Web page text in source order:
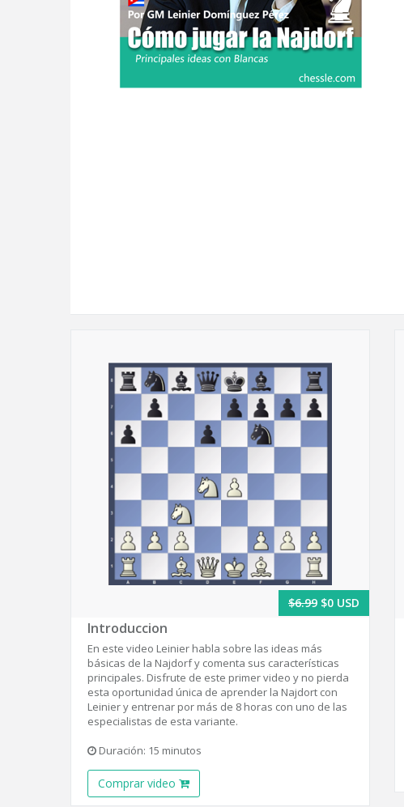
$6.99 $0 USD
Introduccion
En este video Leinier habla sobre las ideas más
básicas de la Najdorf y comenta sus características
principales. Disfrute de este primer video y no pierda
esta oportunidad única de aprender la Najdort con
Leinier y entrenar por más de 8 horas con uno de las
especialistas de esta variante.
Duración: 15 minutos
Comprar video